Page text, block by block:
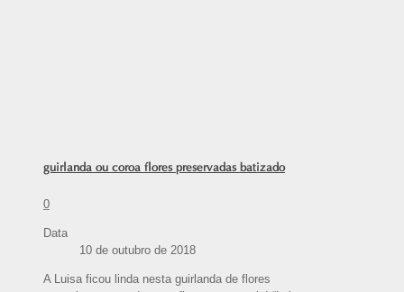
guirlanda ou coroa flores preservadas batizado
0
Data
10 de outubro de 2018
A Luisa ficou linda nesta guirlanda de flores